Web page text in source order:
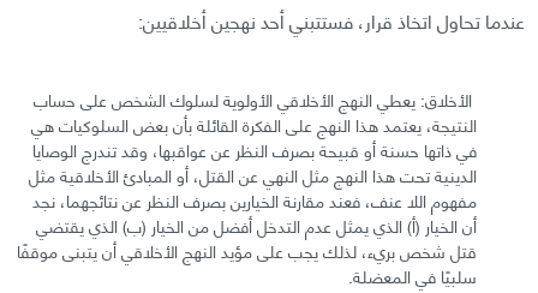
عندما تحاول اتخاذ قرار، فستتبني أحد نهجين أخلاقيين:
الأخلاق: يعطي النهج الأخلاقي الأولوية لسلوك الشخص على حساب
النتيجة، يعتمد هذا النهج على الفكرة القائلة بأن بعض السلوكيات هي
في ذاتها حسنة أو قبيحة بصرف النظر عن عواقبها، وقد تندرج الوصايا
الدينية تحت هذا النهج مثل النهي عن القتل، أو المبادئ الأخلاقية مثل
مفهوم اللا عنف، فعند مقارنة الخيارين بصرف النظر عن نتائجهما، نجد
أن الخيار (أ) الذي يمثل عدم التدخل أفضل من الخيار (ب) الذي يقتضي
قتل شخص بريء، لذلك يجب على مؤيد النهج الأخلاقي أن يتبنى موقفًا
سلبيًا في المعضلة.